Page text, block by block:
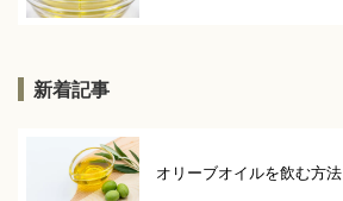
新着記事
オリーブオイルを飲む方法